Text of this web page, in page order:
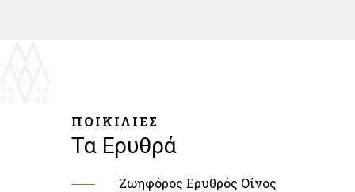
ΠΟΙΚΙΛΙΕΣ
Τα Ερυθρά
Ζωηφόρος Ερυθρός Οίνος